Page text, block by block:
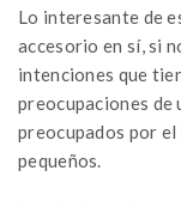
Lo interesante de
accesorio en sí, si
intenciones que
preocupaciones de
preocupados por
pequeños.